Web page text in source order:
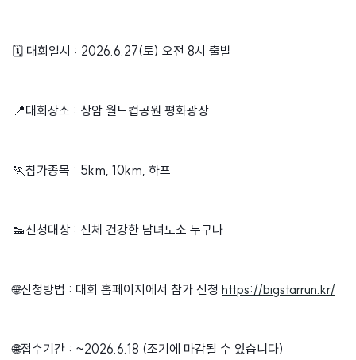
🗓 대회일시 : 2026.6.27(토) 오전 8시 출발
📍대회장소 : 상암 월드컵공원 평화광장
🏃참가종목 : 5km, 10km, 하프
👟신청대상 : 신체 건강한 남녀노소 누구나
🌐신청방법 : 대회 홈페이지에서 참가 신청 https://bigstarrun.kr/
🌐접수기간 : ~2026.6.18 (조기에 마감될 수 있습니다)